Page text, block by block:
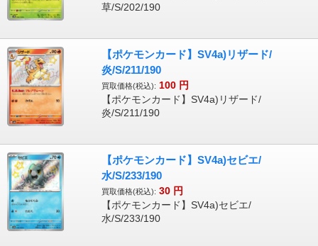
草/S/202/190
【ポケモンカード】SV4a)リザード/
炎/S/211/190
買取価格(税込): 100 円
【ポケモンカード】SV4a)リザード/
炎/S/211/190
【ポケモンカード】SV4a)セビエ/
水/S/233/190
買取価格(税込): 30 円
【ポケモンカード】SV4a)セビエ/
水/S/233/190